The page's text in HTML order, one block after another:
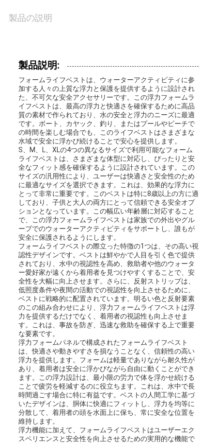
ツ
引
製品の説明
製品説明:
フォームライフベストは、ウォーターアクティビティに参
加する人々の上質な浮力と保護を提供するように設計され
た、不可欠な安全アクセサリーです。この浮力フォームラ
イフベストは、最高の浮力と快適さを確保するために高品
質の素材で作られており、水の安全と浮力のニーズに最適
です。ボート、カヤック、釣り、またはプールやビーチで
の時間を楽しむ場合でも、このライフベストはさまざまな
水域で安全に浮かび続けることで安心を提供します。
S、M、L、XLの4つの異なるサイズで利用可能なフォーム
ライフベストは、さまざまな体型に対応し、ぴったりと安
全なフィット感を確保するように設計されています。この
サイズの汎用性により、ユーザーは快適さと安全性のため
に最適なサイズを選択できます。これは、効果的な浮力に
とって非常に重要です。このベストは特に8歳以上の方に適
しており、子供と大人の両方にとって信頼できる安全オプ
ションとなっています。この幅広い年齢層に対応すること
で、この浮力フォームライフベストは家族での外出やグル
ープでのウォーターアクティビティをサポートし、誰もが
安全に保護されるようにします。
フォームライフベストの際立った特徴の1つは、その高い視
認性デザインです。ベストは鮮やかで人目を引く色で提供
されており、水中の視認性を高め、救助者や他のウォータ
ー愛好家が遠くから着用者を見つけやすくすることで、安
全性を大幅に向上させます。さらに、反射ストリップは、
低照度条件や夜間の活動での視認性を向上させるために、
ベストに戦略的に配置されています。明るい色と反射要素
のこの組み合わせにより、浮力フォームライフベストは浮
力を提供するだけでなく、着用者の視認性も向上させま
す。これは、事故を防ぎ、迅速な救助を確保する上で重要
な要素です。
浮力フォームパネルで構成されたフォームライフベスト
は、快適さや動きやすさを損なうことなく、信頼性の高い
浮力を提供します。フォームは軽量でありながら耐久性が
あり、着用者は安全に浮かびながら自由に動くことができ
ます。この浮力設計は、最小限の労力で体を浮かせ続ける
ことで疲労を軽減するのに役立ちます。これは、水中で長
時間過ごす場合に特に有益です。ベストの人間工学に基づ
いたデザインは、胴体に快適にフィットし、浮力を均等に
分散して、着用者の頭を水面上に保ち、常に安全な位置を
維持します。
浮力機能に加えて、フォームライフベストはユーザーエク
スペリエンスと安全性を向上させるための実用的な機能で